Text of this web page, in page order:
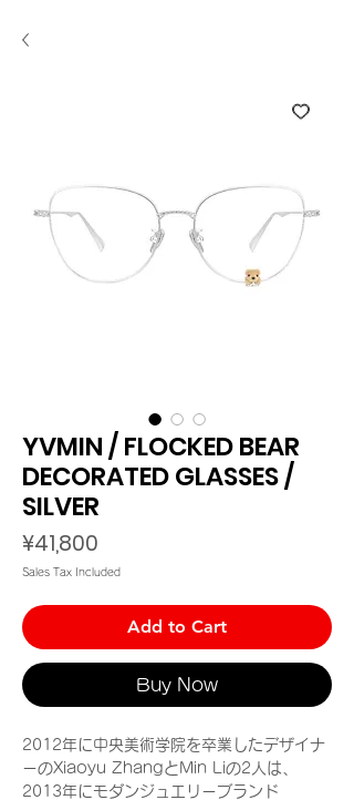
YVMIN / FLOCKED BEAR
DECORATED GLASSES /
SILVER
¥41,800
Sales Tax Included
Add to Cart
Buy Now
2012年に中央美術学院を卒業したデザイナ
ーのXiaoyu ZhangとMin Liの2人は、
2013年にモダンジュエリーブランド